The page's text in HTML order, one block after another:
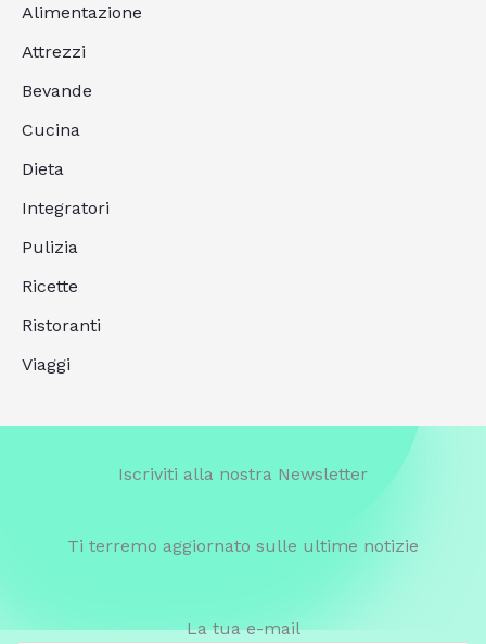
Alimentazione
Attrezzi
Bevande
Cucina
Dieta
Integratori
Pulizia
Ricette
Ristoranti
Viaggi
Iscriviti alla nostra Newsletter
Ti terremo aggiornato sulle ultime notizie
La tua e-mail